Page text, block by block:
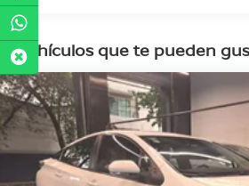
Vehículos que te pueden